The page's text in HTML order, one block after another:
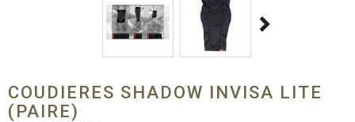
COUDIERES SHADOW INVISA LITE
(PAIRE)